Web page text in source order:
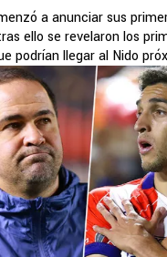
a anunciar sus
ello se revelaron los
podrían llegar al Nido